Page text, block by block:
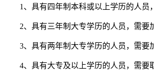
1、具有四年制本科或以上学历的人员，
2、具有三年制大专学历的人员，需要加
3、具有两年制大专学历的人员，需要加
4、具有大专及以上学历的人员，需要